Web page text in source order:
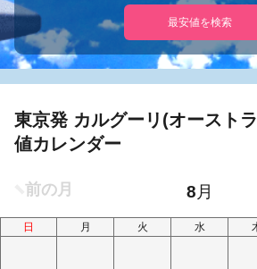
最安値を検索
東京発 カルグーリ(オースト
値カレンダー
日 月 火 水